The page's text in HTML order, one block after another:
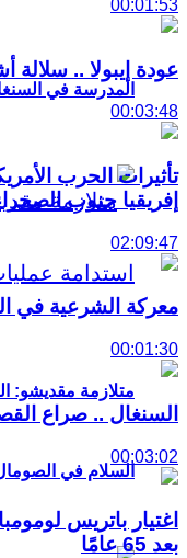
المدرسة في
السلام في
00:01:53
عودة إيبولا .. سلالة
00:03:48
تأثيرات الحرب
إفريقيا جنوب
02:09:47
معركة الشرعية في
00:01:30
السنغال .. صراع
00:03:02
اغتيار باتريس
بعد 65 عامًا